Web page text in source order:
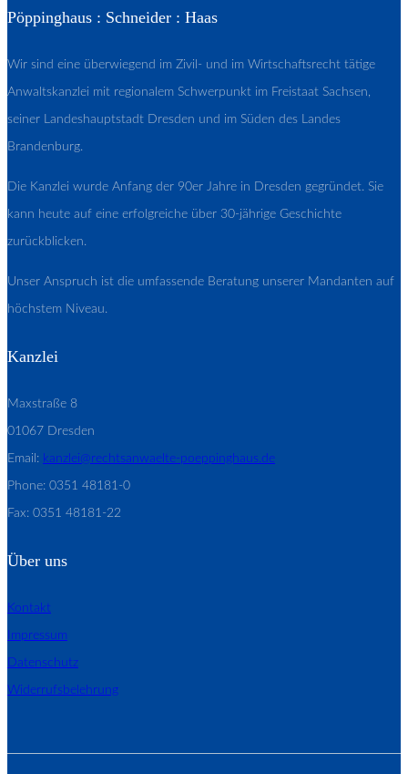
Pöppinghaus : Schneider : Haas
Wir sind eine überwiegend im Zivil- und im Wirtschaftsrecht tätige
Anwaltskanzlei mit regionalem Schwerpunkt im Freistaat Sachsen,
seiner Landeshauptstadt Dresden und im Süden des Landes
Brandenburg.
Die Kanzlei wurde Anfang der 90er Jahre in Dresden gegründet. Sie
kann heute auf eine erfolgreiche über 30-jährige Geschichte
zurückblicken.
Unser Anspruch ist die umfassende Beratung unserer Mandanten auf
höchstem Niveau.
Kanzlei
Maxstraße 8
01067 Dresden
Email: kanzlei@rechtsanwaelte-poeppinghaus.de
Phone: 0351 48181-0
Fax: 0351 48181-22
Über uns
Kontakt
Impressum
Datenschutz
Widerrufsbelehrung